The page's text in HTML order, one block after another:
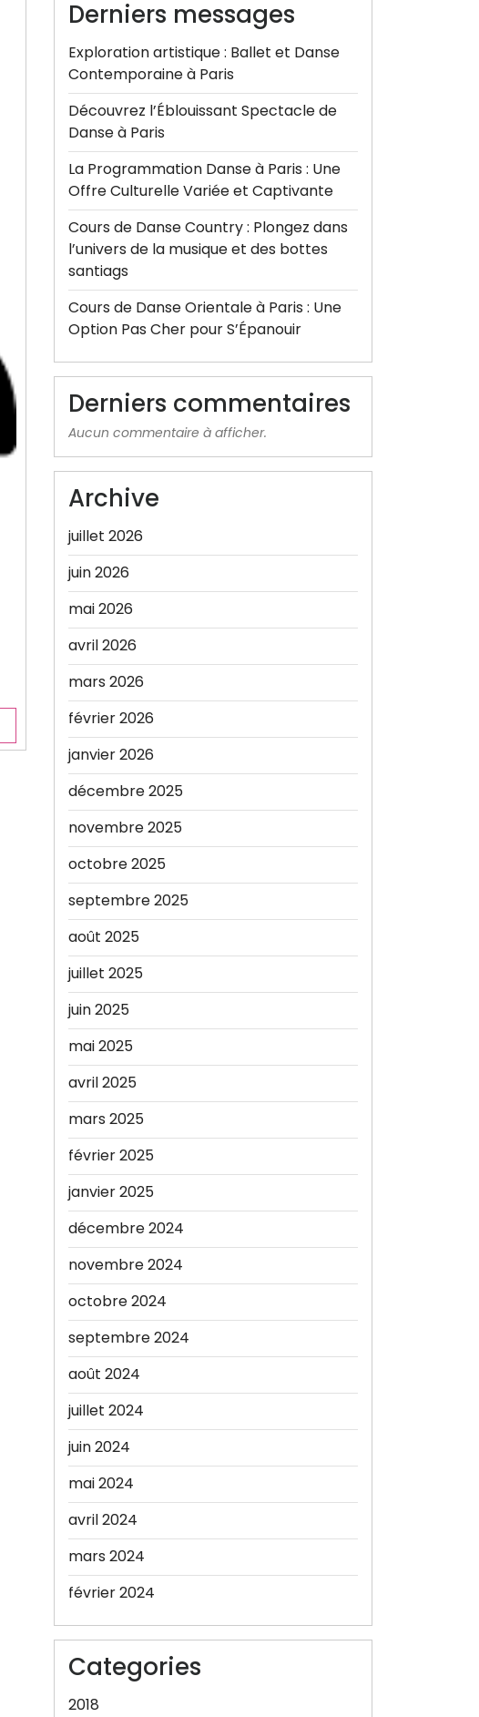
Derniers messages
Exploration artistique : Ballet et Danse
Contemporaine à Paris
Découvrez l’Éblouissant Spectacle de
Danse à Paris
La Programmation Danse à Paris : Une
Offre Culturelle Variée et Captivante
Cours de Danse Country : Plongez dans
l’univers de la musique et des bottes
santiags
Cours de Danse Orientale à Paris : Une
Option Pas Cher pour S’Épanouir
Derniers commentaires
Aucun commentaire à afficher.
Archive
juillet 2026
juin 2026
mai 2026
avril 2026
mars 2026
février 2026
janvier 2026
décembre 2025
novembre 2025
octobre 2025
septembre 2025
août 2025
juillet 2025
juin 2025
mai 2025
avril 2025
mars 2025
février 2025
janvier 2025
décembre 2024
novembre 2024
octobre 2024
septembre 2024
août 2024
juillet 2024
juin 2024
mai 2024
avril 2024
mars 2024
février 2024
Categories
2018